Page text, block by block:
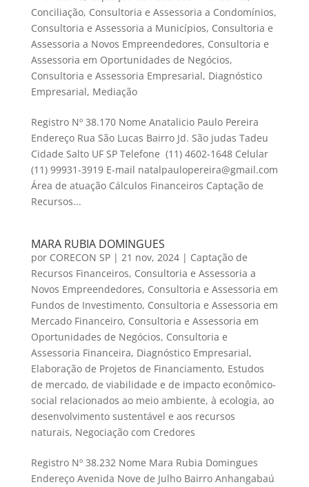
Conciliação, Consultoria e Assessoria a Condomínios,
Consultoria e Assessoria a Municípios, Consultoria e
Assessoria a Novos Empreendedores, Consultoria e
Assessoria em Oportunidades de Negócios,
Consultoria e Assessoria Empresarial, Diagnóstico
Empresarial, Mediação
Registro Nº 38.170 Nome Anatalicio Paulo Pereira
Endereço Rua São Lucas Bairro Jd. São judas Tadeu
Cidade Salto UF SP Telefone (11) 4602-1648 Celular
(11) 99931-3919 E-mail natalpaulopereira@gmail.com
Área de atuação Cálculos Financeiros Captação de
Recursos...
MARA RUBIA DOMINGUES
por CORECON SP| 21 nov, 2024| Captação de
Recursos Financeiros, Consultoria e Assessoria a
Novos Empreendedores, Consultoria e Assessoria em
Fundos de Investimento, Consultoria e Assessoria em
Mercado Financeiro, Consultoria e Assessoria em
Oportunidades de Negócios, Consultoria e
Assessoria Financeira, Diagnóstico Empresarial,
Elaboração de Projetos de Financiamento, Estudos
de mercado, de viabilidade e de impacto econômico-
social relacionados ao meio ambiente, à ecologia, ao
desenvolvimento sustentável e aos recursos
naturais, Negociação com Credores
Registro Nº 38.232 Nome Mara Rubia Domingues
Endereço Avenida Nove de Julho Bairro Anhangabaú